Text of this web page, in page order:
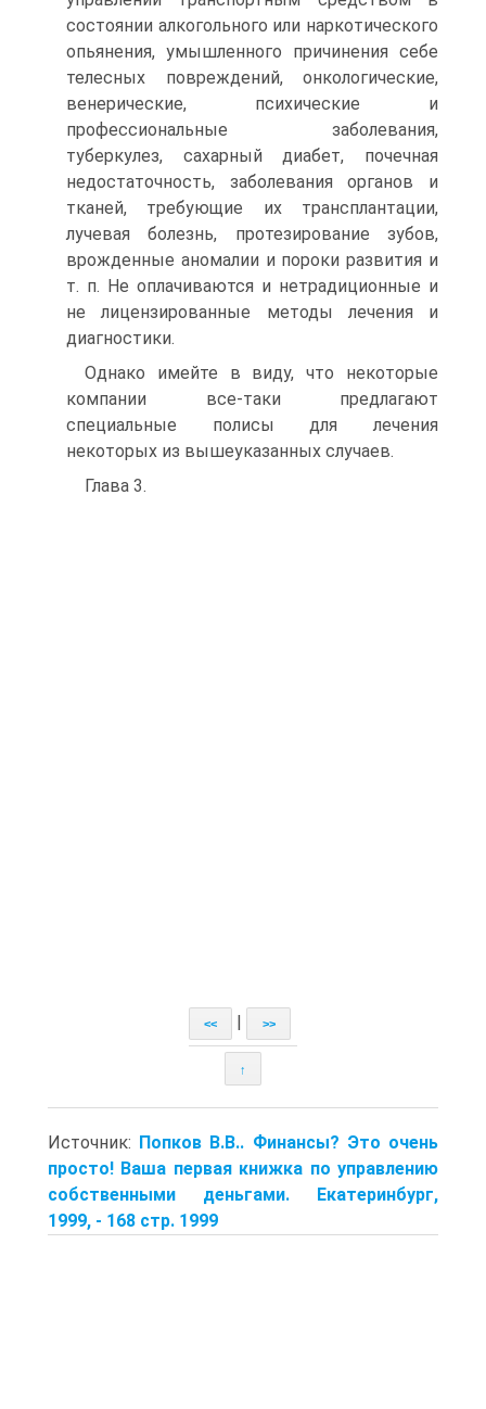
состоянии алкогольного или наркотического
опьянения, умышленного причинения себе
телесных повреждений, онкологические,
венерические, психические и
профессиональные заболевания,
туберкулез, сахарный диабет, почечная
недостаточность, заболевания органов и
тканей, требующие их трансплантации,
лучевая болезнь, протезирование зубов,
врожденные аномалии и пороки развития и
т. п. Не оплачиваются и нетрадиционные и
не лицензированные методы лечения и
диагностики.
Однако имейте в виду, что некоторые
компании все-таки предлагают
специальные полисы для лечения
некоторых из вышеуказанных случаев.
Глава 3.
<< | >>
↑
Источник: Попков В.В.. Финансы? Это очень
просто! Ваша первая книжка по управлению
собственными деньгами. Екатеринбург,
1999, - 168 стр. 1999